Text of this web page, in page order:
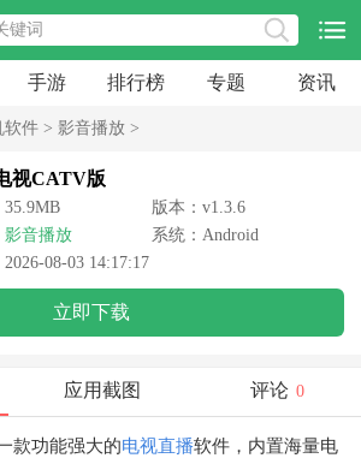
手游 排行榜 专题 资讯
软件 > 影音播放 >
视CATV版
35.9MB
版本：v1.3.6
影音播放
系统：Android
08-03 14:17:17
立即下载
应用截图 评论 0
款功能强大的电视直播软件，内置海量电